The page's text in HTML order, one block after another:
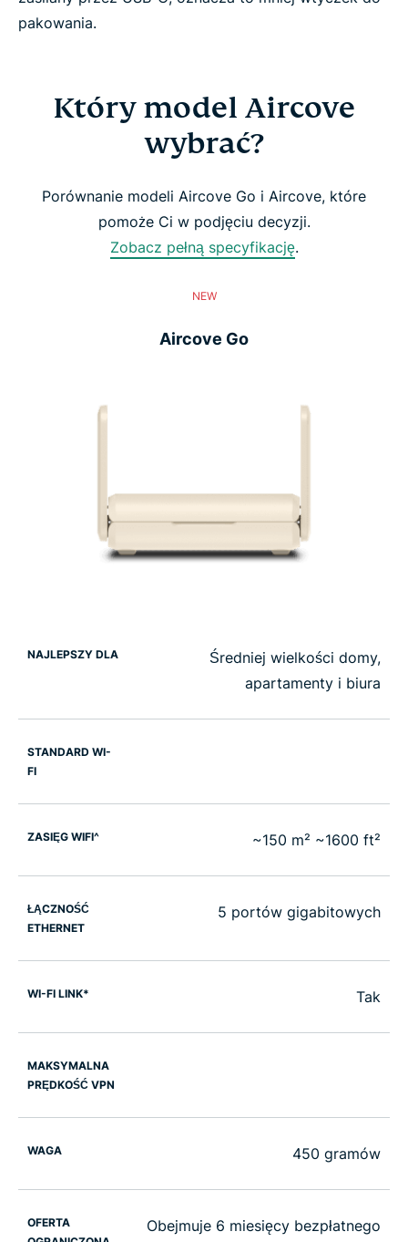
pakowania.
Który model Aircove
wybrać?
Porównanie modeli Aircove Go i Aircove, które
pomoże Ci w podjęciu decyzji.
Zobacz pełną specyfikację.
NEW
Aircove Go
NAJLEPSZY DLA
Średniej wielkości domy,
apartamenty i biura
STANDARD WI-
FI
ZASIĘG WIFI^ ~150 m² ~1600 ft²
ŁĄCZNOŚĆ
ETHERNET
5 portów gigabitowych
WI-FI LINK* Tak
MAKSYMALNA
PRĘDKOŚĆ VPN
WAGA 450 gramów
OFERTA
Obejmuje 6 miesięcy bezpłatnego